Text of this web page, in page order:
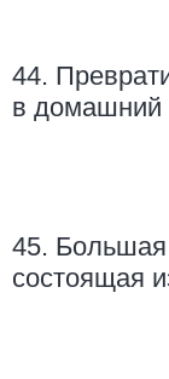
44.
в домашний
45. Большая
состоящая